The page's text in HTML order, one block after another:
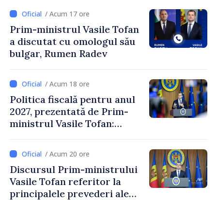
/ Acum 17 ore
Prim-ministrul Vasile Tofan
a discutat cu omologul său
bulgar, Rumen Radev
/ Acum 18 ore
Politica fiscală pentru anul
2027, prezentată de Prim-
ministrul Vasile Tofan:
stimularea investițiilor și o
taxare mai echitabilă
/ Acum 20 ore
Discursul Prim-ministrului
Vasile Tofan referitor la
principalele prevederi ale